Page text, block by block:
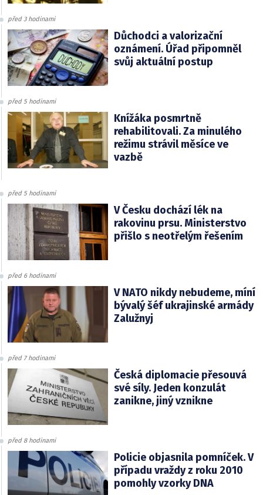
před 3 hodinami
Důchodci a valorizační
oznámení. Úřad připomněl
svůj aktuální postup
před 5 hodinami
Knížáka posmrtně
rehabilitovali. Za minulého
režimu strávil měsíce ve
vazbě
před 5 hodinami
V Česku dochází lék na
rakovinu prsu. Ministerstvo
přišlo s neotřelým řešením
před 6 hodinami
V NATO nikdy nebudeme, míní
bývalý šéf ukrajinské armády
Zalužnyj
před 7 hodinami
Česká diplomacie přesouvá
své síly. Jeden konzulát
zanikne, jiný vznikne
před 8 hodinami
Policie objasnila pomníček. V
případu vraždy z roku 2010
pomohly vzorky DNA